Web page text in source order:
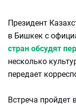
Президент
в Бишкек с
стран обсудят
несколько
передает
Встреча